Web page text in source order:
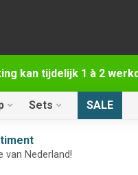
kan tijdelijk 1 à 2
Sets SALE
van Nederland!